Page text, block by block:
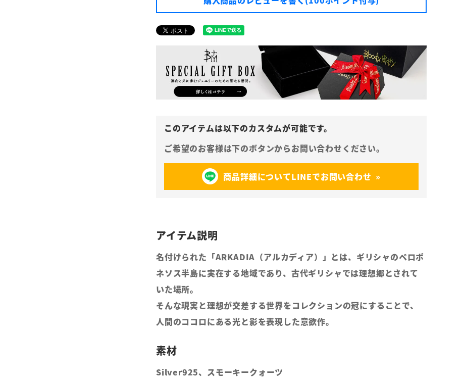
商品詳細についてLINEでお問い合わせ
名付けられた「ARKADIA（アルカディア）」とは、ギリシャのペロポ
ネソス半島に実在する地域であり、古代ギリシャでは理想郷とされて
いた場所。
そんな現実と理想が交差する世界をコレクションの冠にすることで、
人間のココロにある光と影を表現した意欲作。
Silver925、スモーキークォーツ